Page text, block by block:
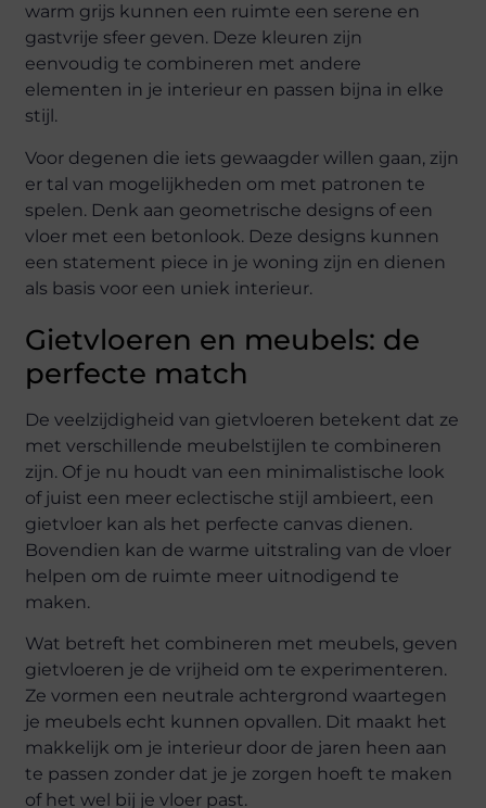
warm grijs kunnen een ruimte een serene en
gastvrije sfeer geven. Deze kleuren zijn
eenvoudig te combineren met andere
elementen in je interieur en passen bijna in elke
stijl.
Voor degenen die iets gewaagder willen gaan, zijn
er tal van mogelijkheden om met patronen te
spelen. Denk aan geometrische designs of een
vloer met een betonlook. Deze designs kunnen
een statement piece in je woning zijn en dienen
als basis voor een uniek interieur.
Gietvloeren en meubels: de
perfecte match
De veelzijdigheid van gietvloeren betekent dat ze
met verschillende meubelstijlen te combineren
zijn. Of je nu houdt van een minimalistische look
of juist een meer eclectische stijl ambieert, een
gietvloer kan als het perfecte canvas dienen.
Bovendien kan de warme uitstraling van de vloer
helpen om de ruimte meer uitnodigend te
maken.
Wat betreft het combineren met meubels, geven
gietvloeren je de vrijheid om te experimenteren.
Ze vormen een neutrale achtergrond waartegen
je meubels echt kunnen opvallen. Dit maakt het
makkelijk om je interieur door de jaren heen aan
te passen zonder dat je je zorgen hoeft te maken
of het wel bij je vloer past.